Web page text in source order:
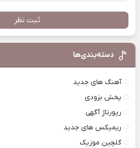
ثبت نظر
دسته‌بندی‌ها
آهنگ های جدید
پخش بزودی
رپورتاژ آگهی
ریمیکس های جدید
گلچین موزیک